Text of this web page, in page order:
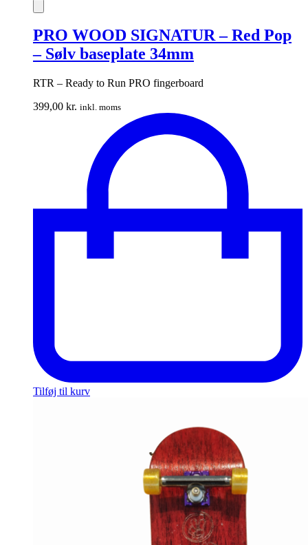
PRO WOOD SIGNATUR – Red Pop
– Sølv baseplate 34mm
RTR – Ready to Run PRO fingerboard
399,00 kr. inkl. moms
Tilføj til kurv